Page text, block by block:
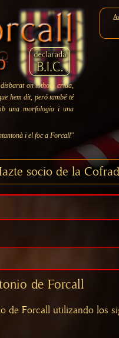
disbarat on tothom crida,
hem dit, peró també té
una morfologia i una
i el foc a Forcall"
socio de la
de Forcall
de Forcall utilizando los